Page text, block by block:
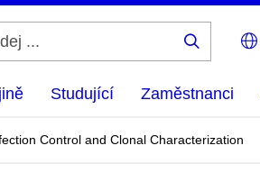
Studující Zaměstnanci
Control and Clonal Characterization